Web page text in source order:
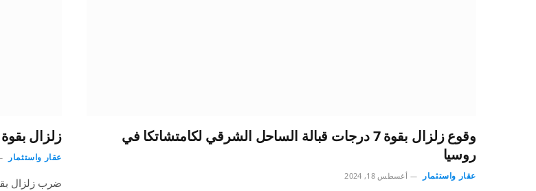
وقوع زلزال بقوة 7 درجات قبالة الساحل الشرقي لكامتشاتكا في
روسيا
عقار واستثمار أغسطس 18, 2024
زلزال بقوة 6.1 ريختر يضرب الساحل الشرقي لتايوان
عقار واستثمار